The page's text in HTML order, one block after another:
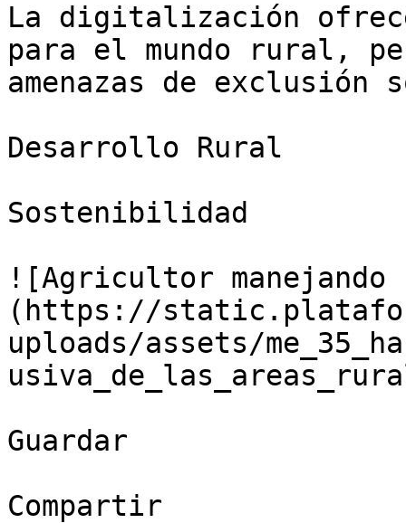
La digitalización
para el mundo rural,
amenazas de exclusión
Desarrollo Rural
Sostenibilidad
![Agricultor
(https://
uploads/assets/
Guardar
Compartir